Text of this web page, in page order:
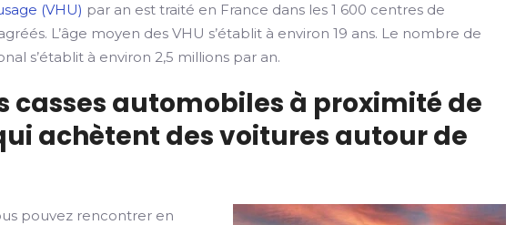
(VHU) par an est traité en France dans les 1 600 centres de
L’âge moyen des VHU s’établit à environ 19 ans. Le nombre de
s’établit à environ 2,5 millions par an.
casses automobiles à proximité de
achètent des voitures autour de
pouvez rencontrer en